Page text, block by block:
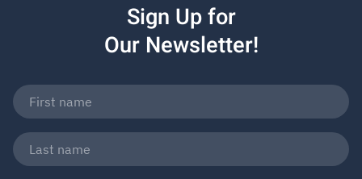
Sign Up for
Our Newsletter!